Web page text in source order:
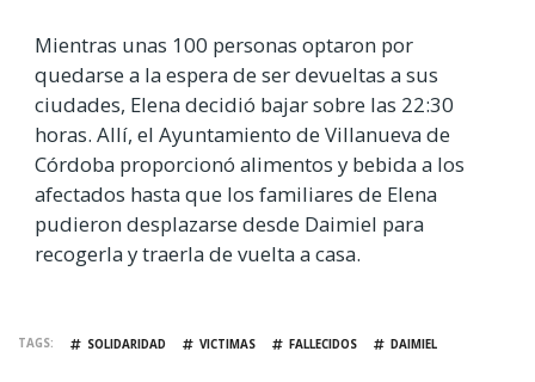
Mientras unas 100 personas optaron por
quedarse a la espera de ser devueltas a sus
ciudades, Elena decidió bajar sobre las 22:30
horas. Allí, el Ayuntamiento de Villanueva de
Córdoba proporcionó alimentos y bebida a los
afectados hasta que los familiares de Elena
pudieron desplazarse desde Daimiel para
recogerla y traerla de vuelta a casa.
TAGS SOLIDARIDAD VICTIMAS FALLECIDOS DAIMIEL